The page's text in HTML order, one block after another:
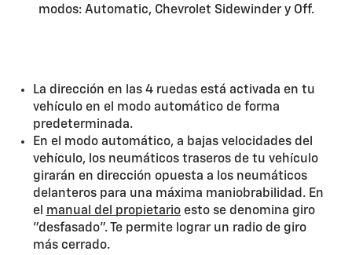
modos: Automatic, Chevrolet Sidewinder y Off.
La dirección en las 4 ruedas está activada en tu
vehículo en el modo automático de forma
predeterminada.
En el modo automático, a bajas velocidades del
vehículo, los neumáticos traseros de tu vehículo
girarán en dirección opuesta a los neumáticos
delanteros para una máxima maniobrabilidad. En
el manual del propietarioesto se denomina giro
"desfasado". Te permite lograr un radio de giro
más cerrado.